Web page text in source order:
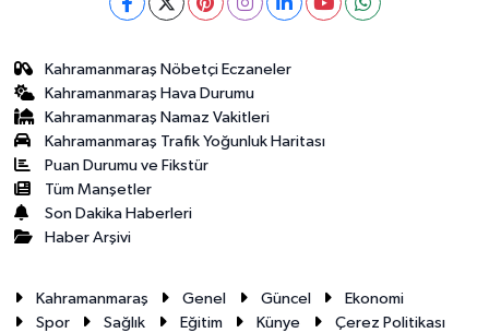
Kahramanmaraş Nöbetçi Eczaneler
Kahramanmaraş Hava Durumu
Kahramanmaraş Namaz Vakitleri
Kahramanmaraş Trafik Yoğunluk Haritası
Puan Durumu ve Fikstür
Tüm Manşetler
Son Dakika Haberleri
Haber Arşivi
Kahramanmaraş Genel Güncel
Ekonomi
Spor
Sağlık Eğitim Künye
Çerez Politikası